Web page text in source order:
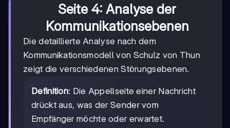
Seite 4: Analyse der
Kommunikationsebenen
Die detaillierte Analyse nach dem
Kommunikationsmodell von Schulz von Thun
zeigt die verschiedenen Störungsebenen.
Definition: Die Appellseite einer Nachricht
drückt aus, was der Sender vom
Empfänger möchte oder erwartet.